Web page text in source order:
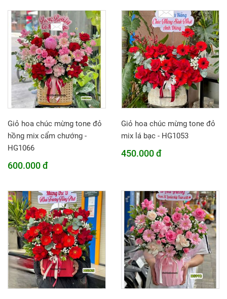
Giỏ hoa chúc mừng tone đỏ
hồng mix cẩm chướng -
HG1066
600.000 đ
Giỏ hoa chúc mừng tone đỏ
mix lá bạc - HG1053
450.000 đ